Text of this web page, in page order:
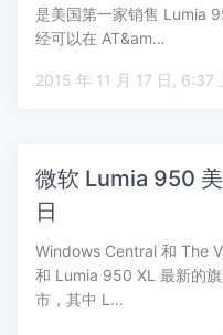
是美国第一家销售 Lumia
经可以在 AT&am…
2015 年 11 月 17
微软 Lumia 950
日
Windows Central 和 The
和 Lumia 950 XL 最新的
市，其中 L…